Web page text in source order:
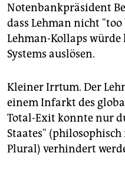
Notenbankpräsident
dass Lehman nicht
Lehman-Kollaps würde
Systems auslösen.
Kleiner Irrtum. Der
einem Infarkt des
Total-Exit konnte nur
Staates"
Plural) verhindert